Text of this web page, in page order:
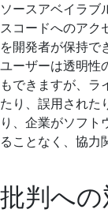
ソースアベイラ
スコードへのアク
を開発者が保持で
ユーザーは透明性
もできますが、ラ
たり、誤用された
り、企業がソフト
ることなく、協力
批判へ